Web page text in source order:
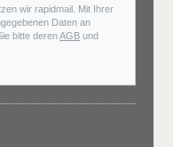
wir rapidmail. Mit Ihrer
Daten an
bitte derenAGB und